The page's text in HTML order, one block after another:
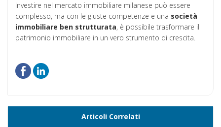
Investire nel mercato immobiliare milanese può essere
complesso, ma con le giuste competenze e una società
immobiliare ben strutturata, è possibile trasformare il
patrimonio immobiliare in un vero strumento di crescita.
Articoli Correlati